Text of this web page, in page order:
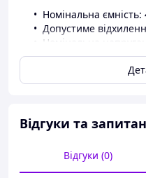
Номінальна
Допустиме
Номінальна
Максимальна
Відгуки та
Відгуки (0)